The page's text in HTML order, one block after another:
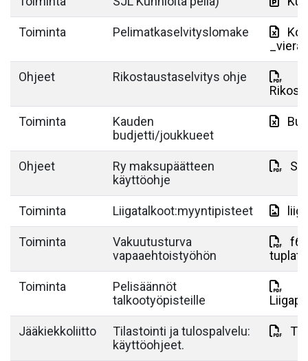
Toiminta Pelimatkaselvityslomake
Ohjeet
Rikostaustaselvitys ohje
Toiminta
Kauden
budjetti/joukkueet
Ohjeet
Ry maksupäätteen
käyttöohje
Toiminta Liigatalkoot:myyntipisteet
Toiminta
Vakuutusturva
vapaaehtoistyöhön
Toiminta
Pelisäännöt
talkootyöpisteille
Jääkiekkoliitto
Tilastointi ja tulospalvelu:
käyttöohjeet.